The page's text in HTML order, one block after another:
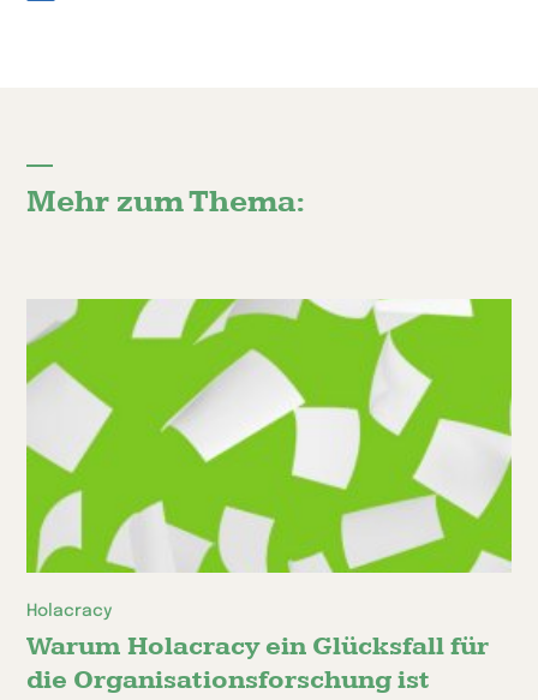
Mehr zum Thema:
Holacracy
Warum Holacracy ein Glücksfall für
die Organisationsforschung ist